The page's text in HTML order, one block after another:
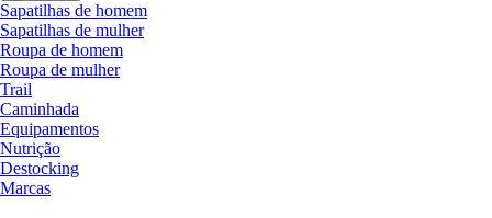
Sapatilhas de homem
Sapatilhas de mulher
Roupa de homem
Roupa de mulher
Trail
Caminhada
Equipamentos
Nutrição
Destocking
Marcas